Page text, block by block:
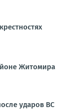
Житомира
ударов ВС